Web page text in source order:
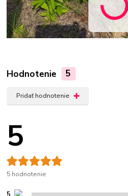
Hodnotenie 5
Pridať hodnotenie
5
5 hodnotenie